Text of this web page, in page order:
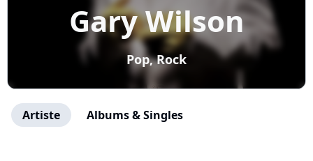
Gary Wilson
Pop, Rock
Artiste Albums & Singles